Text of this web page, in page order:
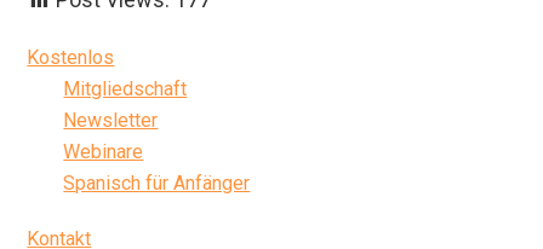
Seitenspalte
Kostenlos
Mitgliedschaft
Newsletter
Webinare
Spanisch für Anfänger
Kontakt